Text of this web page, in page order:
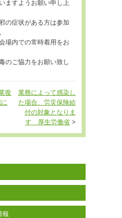
ますようお願い申し上
の症状がある方は参加
場内での常時着用をお
のご協力をお願い致し
復
業務によって感染し
た場合、労災保険給
付の対象となりま
す 厚生労働省>
報